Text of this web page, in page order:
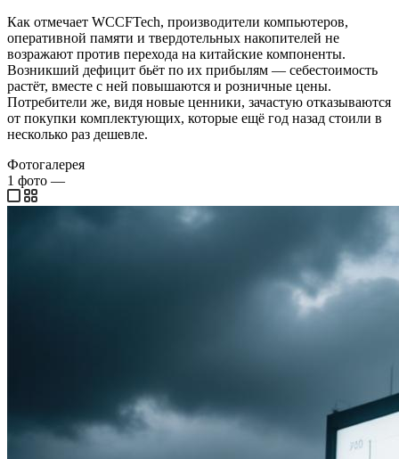
Как отмечает WCCFTech, производители компьютеров,
оперативной памяти и твердотельных накопителей не
возражают против перехода на китайские компоненты.
Возникший дефицит бьёт по их прибылям — себестоимость
растёт, вместе с ней повышаются и розничные цены.
Потребители же, видя новые ценники, зачастую отказываются
от покупки комплектующих, которые ещё год назад стоили в
несколько раз дешевле.
Фотогалерея
1 фото —